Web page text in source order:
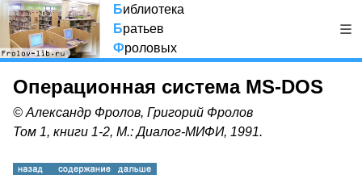
Библиотека
Братьев
Фроловых
Операционная система MS-DOS
© Александр Фролов, Григорий Фролов
Том 1, книги 1-2, М.: Диалог-МИФИ, 1991.